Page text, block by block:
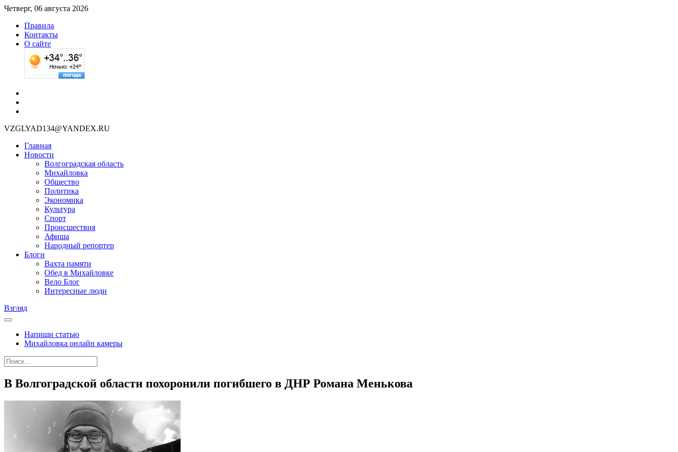
Четверг, 06 августа 2026
Правила
Контакты
О сайте
VZGLYAD134@YANDEX.RU
Главная
Новости
Волгоградская область
Михайловка
Общество
Политика
Экономика
Культура
Спорт
Происшествия
Афиша
Народный репортер
Блоги
Вахта памяти
Обед в Михайловке
Вело Блог
Интересные люди
Взгляд
Напиши статью
Михайловка онлайн камеры
В Волгоградской области похоронили погибшего в ДНР Романа Менькова